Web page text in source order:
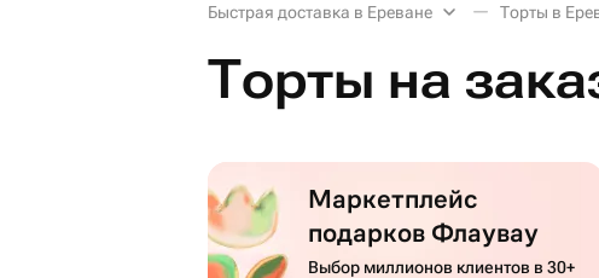
Быстрая доставка в Ереване Торты в
Торты на
Маркетплейс
подарков Флаувау
Выбор миллионов клиентов в 30+